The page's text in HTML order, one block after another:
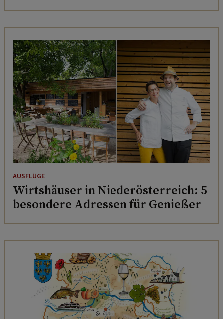
AUSFLÜGE
Wirtshäuser in Niederösterreich: 5
besondere Adressen für Genießer